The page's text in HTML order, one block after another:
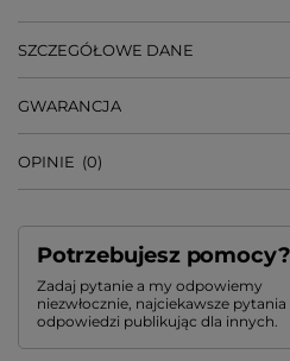
SZCZEGÓŁOWE DANE
GWARANCJA
OPINIE (0)
Potrzebujesz
Zadaj pytanie a my odpowiemy
niezwłocznie, najciekawsze pytania
odpowiedzi publikując dla innych.